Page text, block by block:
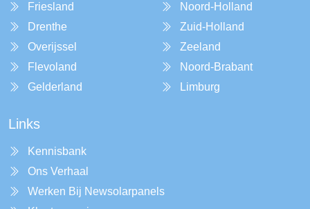
Friesland
Drenthe
Overijssel
Flevoland
Gelderland
Noord-Holland
Zuid-Holland
Zeeland
Noord-Brabant
Limburg
Links
Kennisbank
Ons Verhaal
Werken Bij Newsolarpanels